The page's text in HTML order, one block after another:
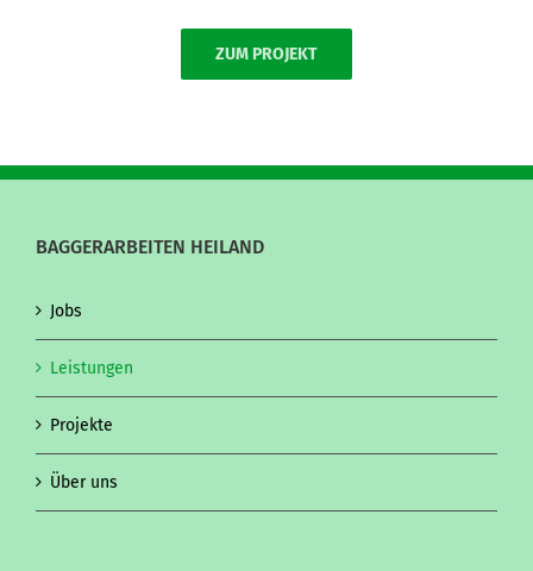
ZUM PROJEKT
BAGGERARBEITEN HEILAND
Jobs
Leistungen
Projekte
Über uns